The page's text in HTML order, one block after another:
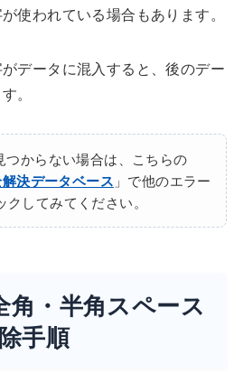
使われている場合もあります。
データに混入すると、後のデー
。
つからない場合は、こちらの
決データベース 」で他のエラー
してみてください。
・半角スペース
手順